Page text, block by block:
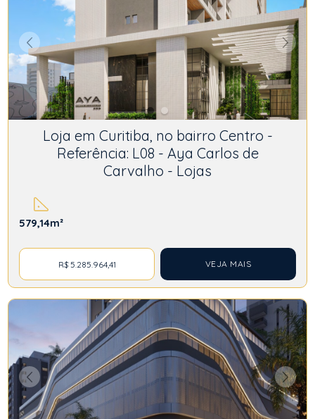
Loja em Curitiba, no bairro Centro -
Referência: L08 - Aya Carlos de
Carvalho - Lojas
579,14m²
R$ 5.285.964,41 VEJA MAIS